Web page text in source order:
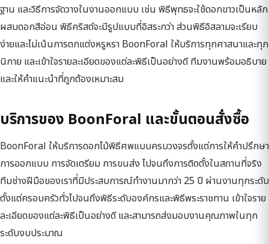
ฐาน และวิธีการจัดวางในงานออกแบบ เช่น พิธีพุทธจะใช้ดอกขาวเป็นหลัก
ผสมดอกสีอ่อน พิธีคริสต์จะมีรูปแบบที่อิสระกว่า ส่วนพิธีอิสลามจะเรียบ
ง่ายและไม่เน้นการตกแต่งหรูหรา BoonForal ให้บริการทุกศาสนาและทุก
นิกาย และเข้าใจรายละเอียดของแต่ละพิธีเป็นอย่างดี ทีมงานพร้อมอธิบาย
และให้คำแนะนำที่ถูกต้องเหมาะสม
บริการของ BoonForal และขั้นตอนสั่งซื้อ
BoonForal ให้บริการดอกไม้พิธีศพแบบครบวงจรตั้งแต่การให้คำปรึกษา
การออกแบบ การจัดเตรียม การขนส่ง ไปจนถึงการติดตั้งในสถานที่จริง
ทีมช่างฝีมือของเราที่มีประสบการณ์ทำงานมากว่า 25 ปี ผ่านงานทุกระดับ
ตั้งแต่ครอบครัวทั่วไปจนถึงพิธีระดับองค์กรและพิธีพระราชทาน เข้าใจราย
ละเอียดของแต่ละพิธีเป็นอย่างดี และสามารถส่งมอบงานคุณภาพในทุก
ระดับงบประมาณ